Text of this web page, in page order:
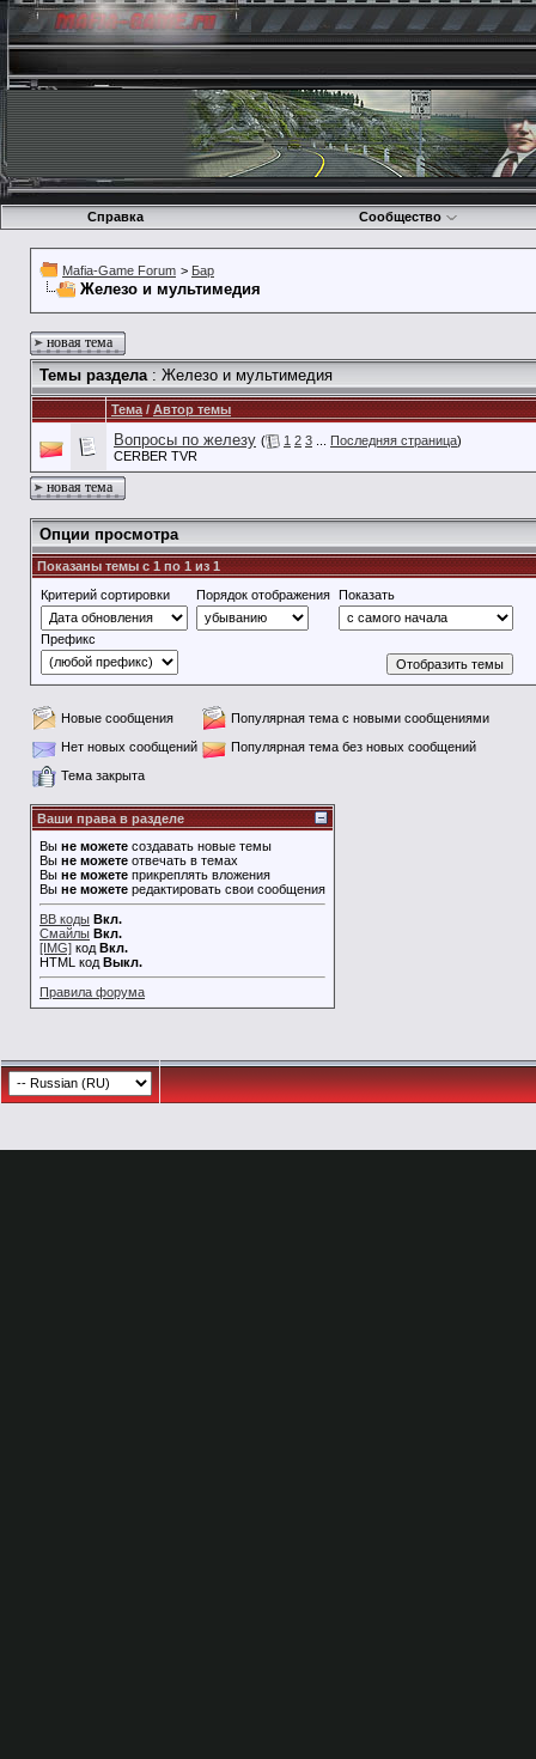
Справка Сообщество
Mafia-Game Forum > Бар
Железо и мультимедия
новая тема
Темы раздела: Железо и мультимедия
Тема/Автор темы
Вопросы по железу ( 1 2 3 Последняя страница)
CERBER TVR
новая тема
Опции просмотра
Показаны темы с 1 по 1 из 1
Критерий сортировки
Порядок отображения Показать
Префикс
Новые сообщения
Популярная тема с новыми сообщениями
Нет новых сообщений
Популярная тема без новых сообщений
Тема закрыта
Ваши права в разделе
Вы не можете создавать новые темы
Вы не можете отвечать в темах
Вы не можете прикреплять вложения
Вы не можете редактировать свои сообщения
BB коды Вкл.
Смайлы Вкл.
[IMG] код Вкл.
HTML код Выкл.
Правила форума